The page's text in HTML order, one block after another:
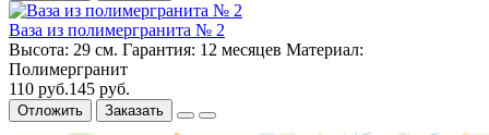
Ваза из полимергранита № 2
Высота: 29 см. Гарантия: 12 месяцев Материал:
Полимергранит
110 руб.145 руб.
Отложить Заказать